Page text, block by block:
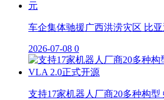
车企集体驰援广西洪涝灾区 比
2026-07-08 0
支持17家机器人厂商20多种构型